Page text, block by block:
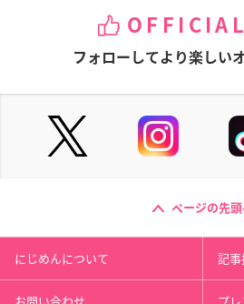
フォローしてより楽しい
ページの先頭
にじめんについて 記